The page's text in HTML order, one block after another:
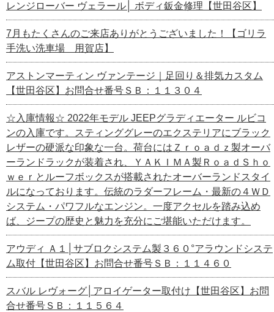
レンジローバー ヴェラール│ ボディ鈑金修理【世田谷区】
7月もたくさんのご来店ありがとうございました！【ゴリラ
手洗い洗車場 用賀店】
アストンマーティン ヴァンテージ｜足回り＆排気カスタム
【世田谷区】お問合せ番号ＳＢ：１１３０４
☆入庫情報☆ 2022年モデル JEEPグラディエーター ルビコ
ンの入庫です。スティンググレーのエクステリアにブラック
レザーの硬派な印象な一台。荷台にはＺｒｏａｄｚ製オーバ
ーランドラックが装着され、ＹＡＫＩＭＡ製ＲｏａｄＳｈｏ
ｗｅｒとルーフボックスが搭載されたオーバーランドスタイ
ルになっております。伝統のラダーフレーム・最新の４ＷＤ
システム・パワフルなエンジン。一度アクセルを踏み込め
ば、ジープの歴史と魅力を充分にご堪能いただけます。
アウディ Ａ１│サブロクシステム製３６０°アラウンドシステ
ム取付【世田谷区】お問合せ番号ＳＢ：１１４６０
スバル レヴォーグ│アロイゲーター取付け【世田谷区】お問
合せ番号ＳＢ：１１５６４